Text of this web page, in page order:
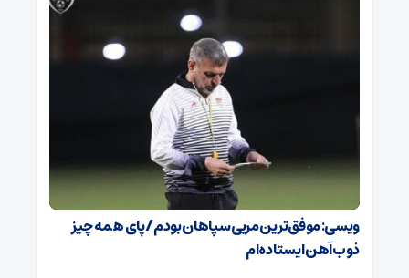
ویسی: موفق‌ترین مربی سپاهان بودم/ پای همه چیز
ذوب‌آهن ایستاده‌ام